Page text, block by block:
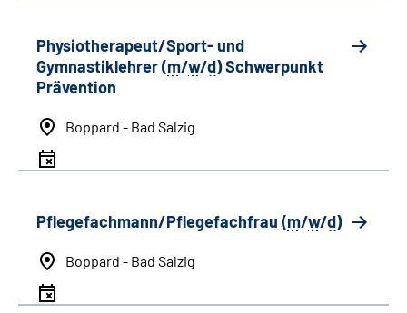
Physiotherapeut/Sport- und
Gymnastiklehrer (m/w/d) Schwerpunkt
Prävention
Boppard - Bad Salzig
Pflegefachmann/Pflegefachfrau (m/w/d)
Boppard - Bad Salzig